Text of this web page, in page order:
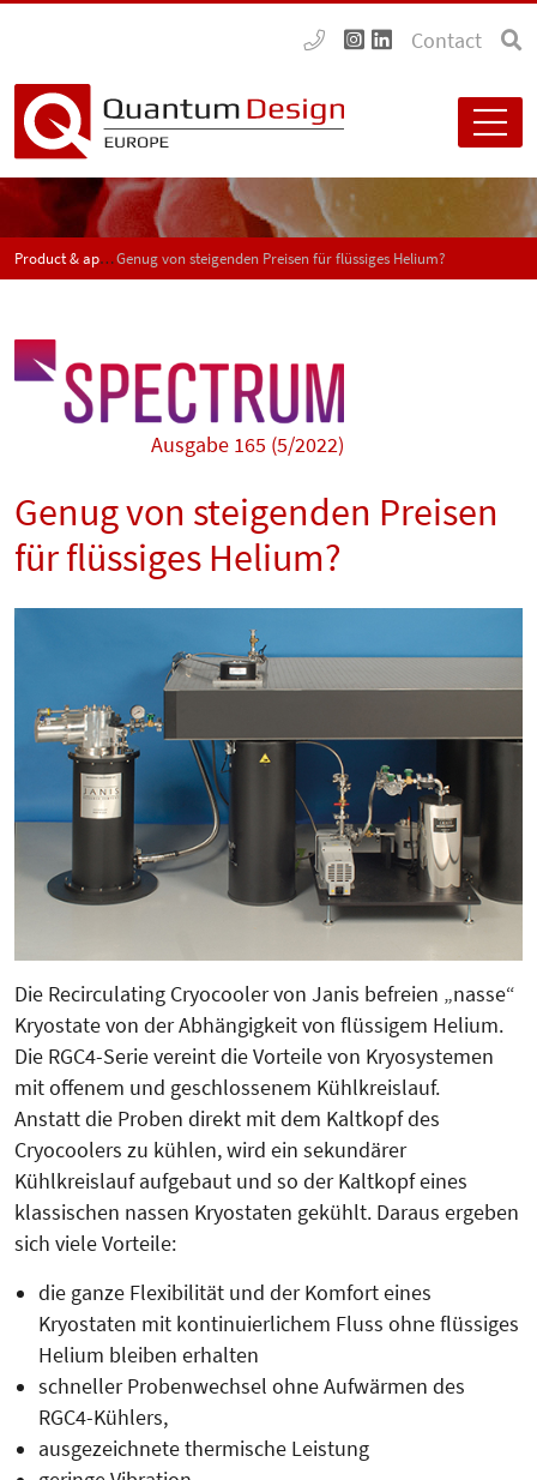
Contact
Product & application news - SPECTRUMGenug von steigenden Preisen für flüssiges Helium?
Ausgabe 165 (5/2022)
Genug von steigenden Preisen
für flüssiges Helium?
Die Recirculating Cryocooler von Janis befreien „nasse“
Kryostate von der Abhängigkeit von flüssigem Helium.
Die RGC4-Serie vereint die Vorteile von Kryosystemen
mit offenem und geschlossenem Kühlkreislauf.
Anstatt die Proben direkt mit dem Kaltkopf des
Cryocoolers zu kühlen, wird ein sekundärer
Kühlkreislauf aufgebaut und so der Kaltkopf eines
klassischen nassen Kryostaten gekühlt. Daraus ergeben
sich viele Vorteile:
die ganze Flexibilität und der Komfort eines
Kryostaten mit kontinuierlichem Fluss ohne flüssiges
Helium bleiben erhalten
schneller Probenwechsel ohne Aufwärmen des
RGC4-Kühlers,
ausgezeichnete thermische Leistung